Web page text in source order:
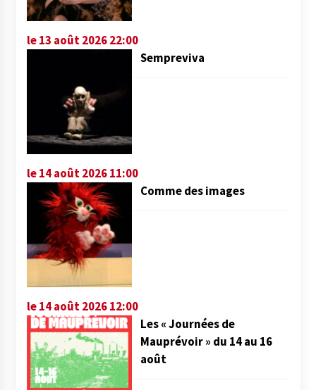
le 13 août 2026 22:00
Sempreviva
le 14 août 2026 11:00
Comme des images
le 14 août 2026 12:00
Les « Journées de
Mauprévoir » du 14 au 16
août